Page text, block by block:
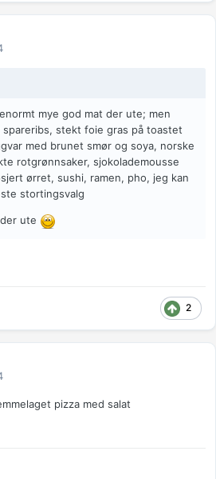
mye god mat der ute; men
stekt foie gras på toastet
med brunet smør og soya, norske
rotgrønnsaker, sjokolademousse
ørret, sushi, ramen, pho, jeg kan
stortingsvalg
ute
2
pizza med salat